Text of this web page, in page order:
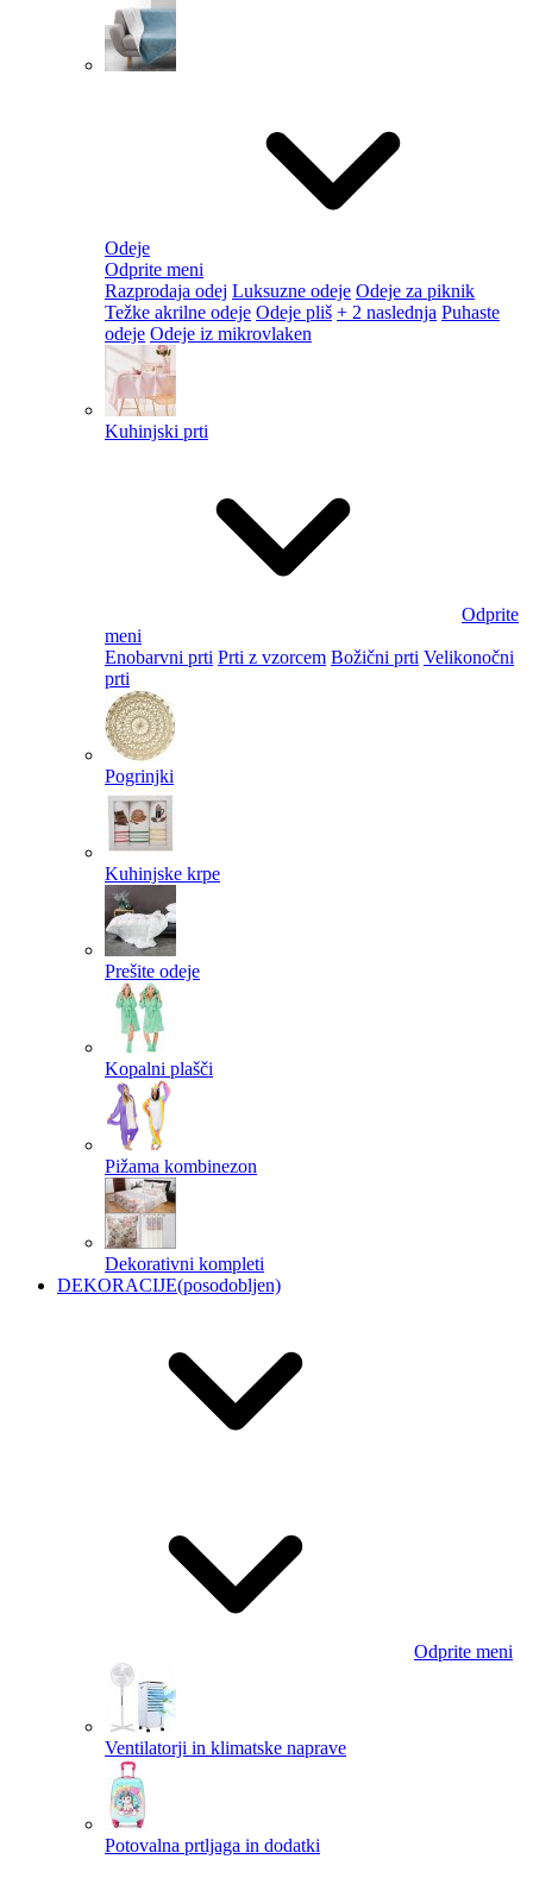
Odeje
Odprite meni
Razprodaja odej Luksuzne odeje Odeje za piknik
Težke akrilne odeje Odeje pliš + 2 naslednja Puhaste
odeje Odeje iz mikrovlaken
Kuhinjski prti
Odprite
meni
Enobarvni prti Prti z vzorcem Božični prti Velikonočni
prti​
Pogrinjki
Kuhinjske krpe
Prešite odeje
Kopalni plašči
Pižama kombinezon
Dekorativni kompleti
DEKORACIJE(posodobljen)
Odprite meni
Ventilatorji in klimatske naprave
Potovalna prtljaga in dodatki